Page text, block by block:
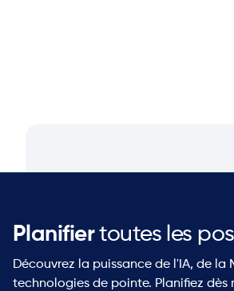
Planifiertoutes les
Découvrez la puissance de l'IA, de la
technologies de pointe. Planifiez